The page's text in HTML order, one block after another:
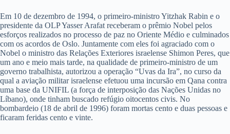
Em 10 de dezembro de 1994, o primeiro-ministro Yitzhak Rabin e o
presidente da OLP Yasser Arafat receberam o prêmio Nobel pelos
esforços realizados no processo de paz no Oriente Médio e culminados
com os acordos de Oslo. Juntamente com eles foi agraciado com o
Nobel o ministro das Relações Exteriores israelense Shimon Peres, que
um ano e meio mais tarde, na qualidade de primeiro-ministro de um
governo trabalhista, autorizou a operação “Uvas da Ira”, no curso da
qual a aviação militar israelense efetuou uma incursão em Qana contra
uma base da UNIFIL (a força de interposição das Nações Unidas no
Líbano), onde tinham buscado refúgio oitocentos civis. No
bombardeio (18 de abril de 1996) foram mortas cento e duas pessoas e
ficaram feridas cento e vinte.